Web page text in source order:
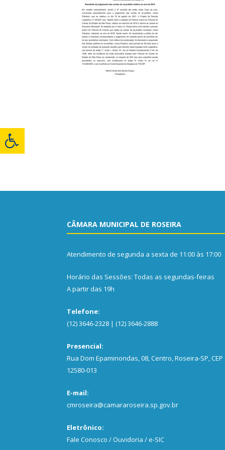
CÂMARA MUNICIPAL DE ROSEIRA
Atendimento de segunda a sexta de 11:00 às 17:00
Horário das Sessões: Todas as segundas-feiras
A partir das 19h
Telefone:
(12) 3646-2328 | (12) 3646-2888
Presencial:
Rua Dom Epaminondas, 08, Centro, Roseira-SP, CEP
12580-013
E-mail:
cmroseira@camararoseira.sp.gov.br
Eletrônico:
Fale Conosco / Ouvidoria / e-SIC